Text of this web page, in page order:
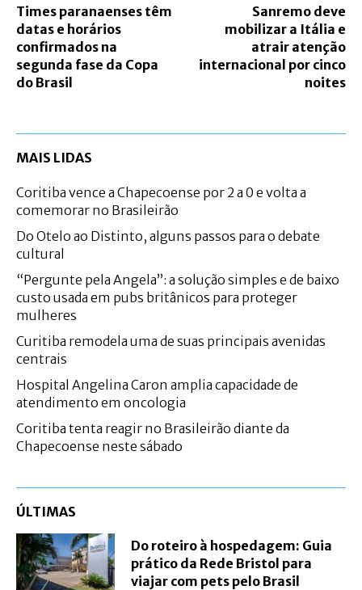
Times paranaenses têm
datas e horários
confirmados na
segunda fase da Copa
do Brasil
Sanremo deve
mobilizar a Itália e
atrair atenção
internacional por cinco
noites
MAIS LIDAS
Coritiba vence a Chapecoense por 2 a 0 e volta a
comemorar no Brasileirão
Do Otelo ao Distinto, alguns passos para o debate
cultural
“Pergunte pela Angela”: a solução simples e de baixo
custo usada em pubs britânicos para proteger
mulheres
Curitiba remodela uma de suas principais avenidas
centrais
Hospital Angelina Caron amplia capacidade de
atendimento em oncologia
Coritiba tenta reagir no Brasileirão diante da
Chapecoense neste sábado
ÚLTIMAS
Do roteiro à hospedagem: Guia
prático da Rede Bristol para
viajar com pets pelo Brasil